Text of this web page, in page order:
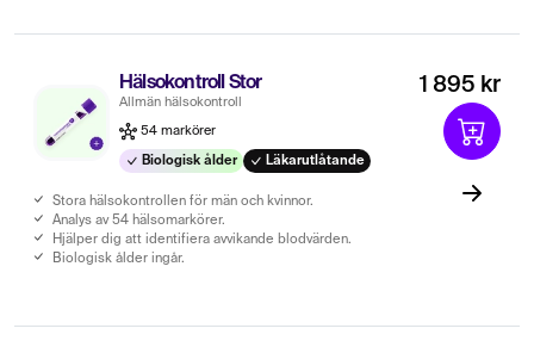
Hälsokontroll Stor
Allmän hälsokontroll
54 markörer
Biologisk ålder Läkarutlåtande
Stora hälsokontrollen för män och kvinnor.
Analys av 54 hälsomarkörer.
Hjälper dig att identifiera avvikande blodvärden.
Biologisk ålder ingår.
1 895 kr